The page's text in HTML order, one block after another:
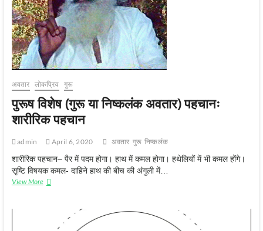
अवतार लोकप्रिय गुरू
पुरूष विशेष (गुरू या निष्कलंक अवतार) पहचानः
शारीरिक पहचान
admin April 6, 2020 अवतार गुरू निष्‍कलंक
शारीरिक पहचान– पैर में पदम होगा। हाथ में कमल होगा। हथेलियों में भी कमल होंगे।
सृष्टि विषयक कमल- दाहिने हाथ की बीच की अंगुली में…
View Moreपुरूष
निष्कलंक